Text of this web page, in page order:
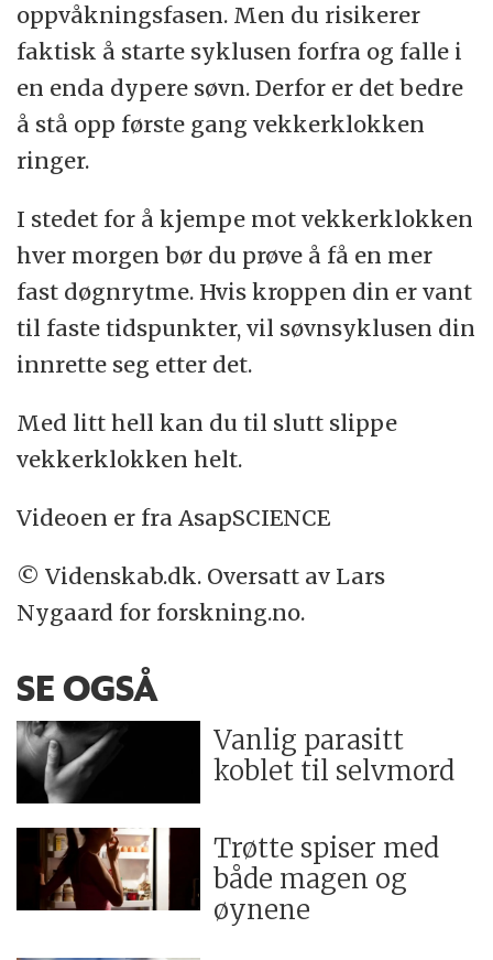
oppvåkningsfasen. Men du risikerer
faktisk å starte syklusen forfra og falle i
en enda dypere søvn. Derfor er det bedre
å stå opp første gang vekkerklokken
ringer.
I stedet for å kjempe mot vekkerklokken
hver morgen bør du prøve å få en mer
fast døgnrytme. Hvis kroppen din er vant
til faste tidspunkter, vil søvnsyklusen din
innrette seg etter det.
Med litt hell kan du til slutt slippe
vekkerklokken helt.
Videoen er fra AsapSCIENCE
© Videnskab.dk. Oversatt av Lars
Nygaard for forskning.no.
SE OGSÅ
Vanlig parasitt
koblet til selvmord
Trøtte spiser med
både magen og
øynene